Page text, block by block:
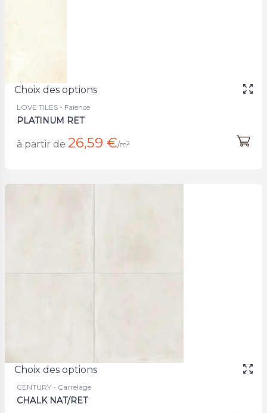
Choix des options
LOVE TILES - Faience
PLATINUM RET
à partir de 26,59 €/m²
Choix des options
CENTURY - Carrelage
CHALK NAT/RET